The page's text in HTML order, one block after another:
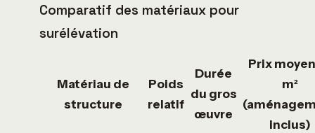
Comparatif des matériaux pour
surélévation
Matériau de
structure
Poids
relatif
Durée
du gros
œuvre
Prix
m²
inclus)